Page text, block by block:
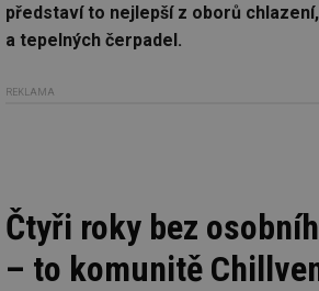
představí to nejlepší z oborů
a tepelných čerpadel.
REKLAMA
Čtyři roky bez
– to komunitě